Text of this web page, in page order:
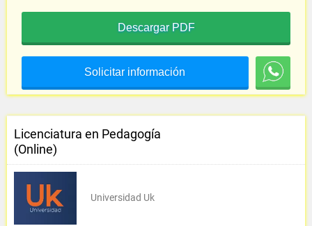
Descargar PDF
Solicitar información
Licenciatura en Pedagogía
(Online)
Universidad Uk